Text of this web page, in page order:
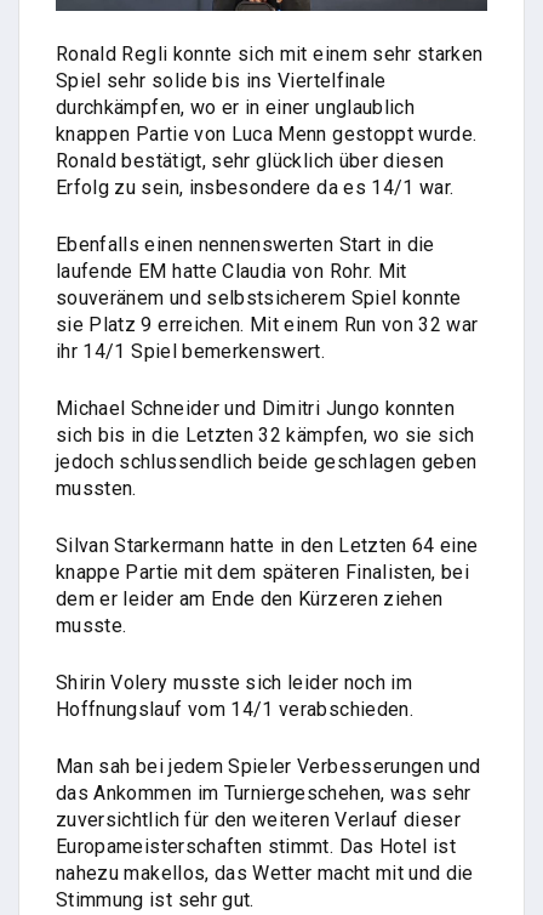
Ronald Regli konnte sich mit einem sehr starken
Spiel sehr solide bis ins Viertelfinale
durchkämpfen, wo er in einer unglaublich
knappen Partie von Luca Menn gestoppt wurde.
Ronald bestätigt, sehr glücklich über diesen
Erfolg zu sein, insbesondere da es 14/1 war.
Ebenfalls einen nennenswerten Start in die
laufende EM hatte Claudia von Rohr. Mit
souveränem und selbstsicherem Spiel konnte
sie Platz 9 erreichen. Mit einem Run von 32 war
ihr 14/1 Spiel bemerkenswert.
Michael Schneider und Dimitri Jungo konnten
sich bis in die Letzten 32 kämpfen, wo sie sich
jedoch schlussendlich beide geschlagen geben
mussten.
Silvan Starkermann hatte in den Letzten 64 eine
knappe Partie mit dem späteren Finalisten, bei
dem er leider am Ende den Kürzeren ziehen
musste.
Shirin Volery musste sich leider noch im
Hoffnungslauf vom 14/1 verabschieden.
Man sah bei jedem Spieler Verbesserungen und
das Ankommen im Turniergeschehen, was sehr
zuversichtlich für den weiteren Verlauf dieser
Europameisterschaften stimmt. Das Hotel ist
nahezu makellos, das Wetter macht mit und die
Stimmung ist sehr gut.